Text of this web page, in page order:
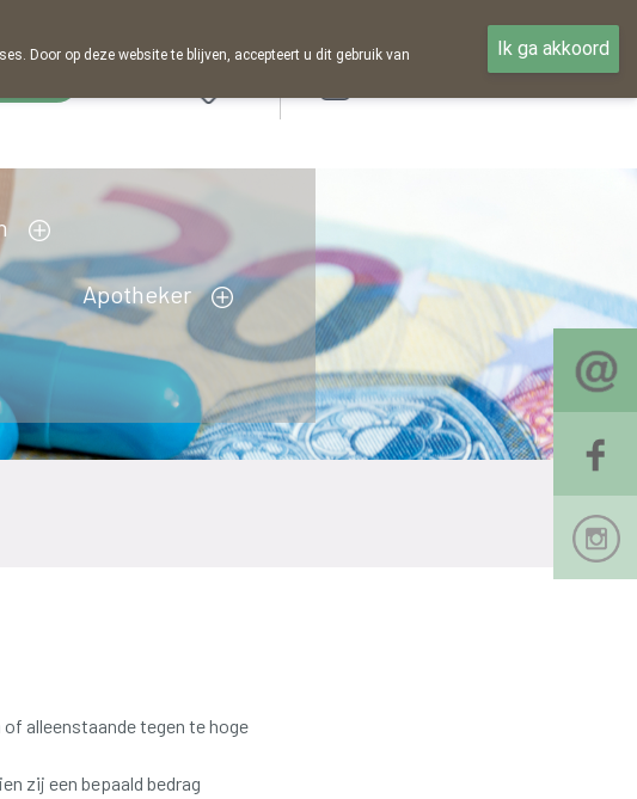
Apotheker
alleenstaande tegen te hoge
zij een bepaald bedrag
Door op deze website te blijven, accepteert u dit gebruik van
Ik ga akkoord